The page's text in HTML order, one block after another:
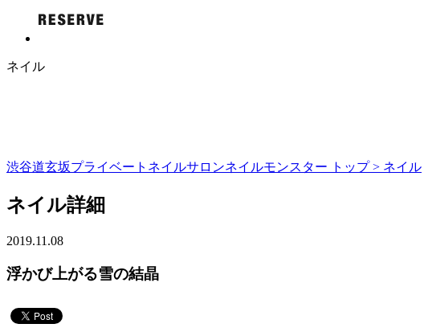
ネイル
渋谷道玄坂プライベートネイルサロンネイルモンスター トップ > ネイル
ネイル詳細
2019.11.08
浮かび上がる雪の結晶